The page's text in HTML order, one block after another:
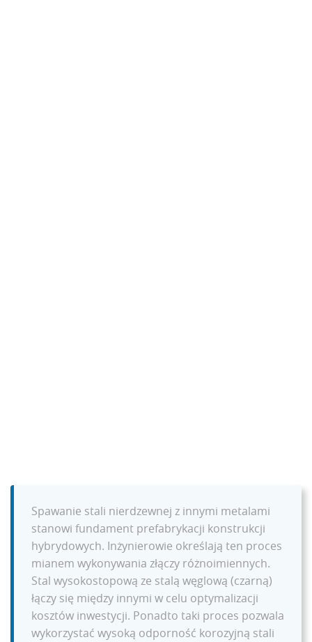
Spawanie stali nierdzewnej z innymi metalami
stanowi fundament prefabrykacji konstrukcji
hybrydowych. Inżynierowie określają ten proces
mianem wykonywania złączy różnoimiennych.
Stal wysokostopową ze stalą węglową (czarną)
łączy się między innymi w celu optymalizacji
kosztów inwestycji. Ponadto taki proces pozwala
wykorzystać wysoką odporność korozyjną stali